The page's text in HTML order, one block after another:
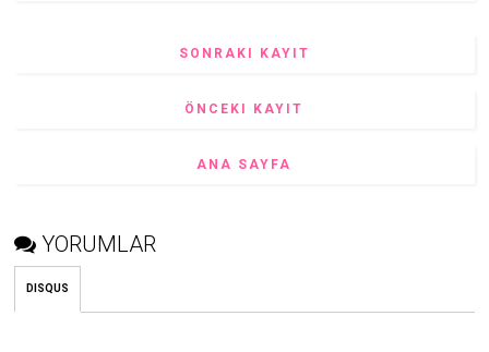
SONRAKI KAYIT
ÖNCEKI KAYIT
ANA SAYFA
YORUMLAR
DISQUS